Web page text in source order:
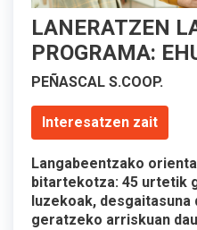
LANERATZEN
PROGRAMA:
PEÑASCAL S.COOP.
Interesatzen zait
Langabeentzako
bitartekotza: 45 urtetik
luzekoak,
geratzeko arriskuan